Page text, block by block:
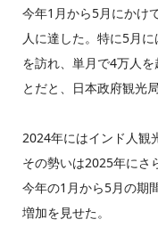
今年1月から5月にかけ
人に達した。特に5月
を訪れ、単月で4万人
とだと、日本政府観光
2024年にはインド人観
その勢いは2025年にさ
今年の1月から5月の期
増加を見せた。